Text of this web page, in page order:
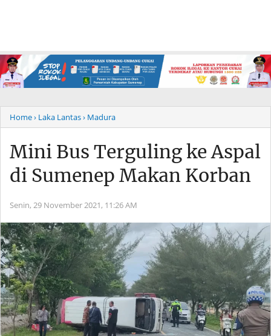
Home› Laka Lantas› Madura
Mini Bus Terguling ke Aspal
di Sumenep Makan Korban
Senin, 29 November 2021, 11:26 AM